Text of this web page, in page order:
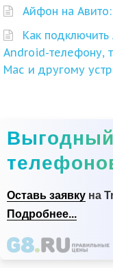
Айфон на Авито:
Как
Android-телефону,
Mac и другому
Оставь заявку на
Подробнее...